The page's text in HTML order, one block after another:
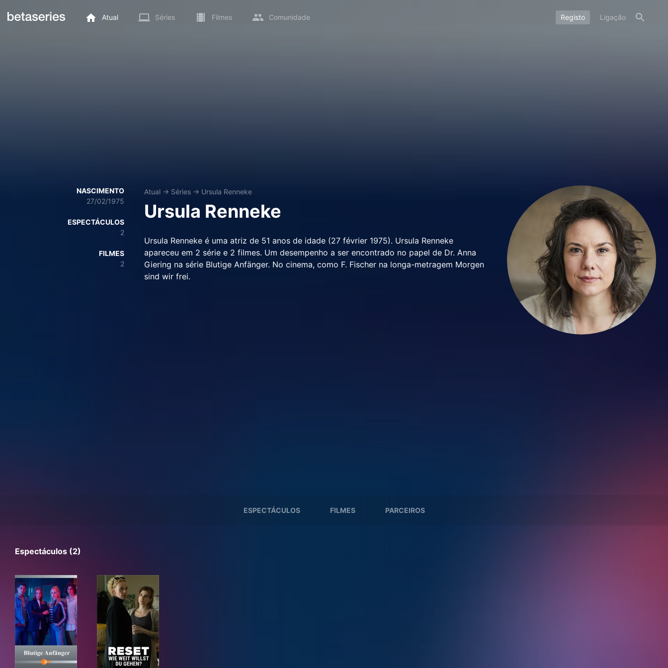
Atual Séries Filmes Comunidade Registo Ligação
NASCIMENTO
27/02/1975
ESPECTÁCULOS
2
FILMES
2
Atual → Séries → Ursula Renneke
Ursula Renneke
Ursula Renneke é uma atriz de 51 anos de idade (27 février 1975). Ursula Renneke
apareceu em 2 série e 2 filmes. Um desempenho a ser encontrado no papel de Dr. Anna
Giering na série Blutige Anfänger. No cinema, como F. Fischer na longa-metragem Morgen
sind wir frei.
ESPECTÁCULOS FILMES PARCEIROS
Espectáculos (2)